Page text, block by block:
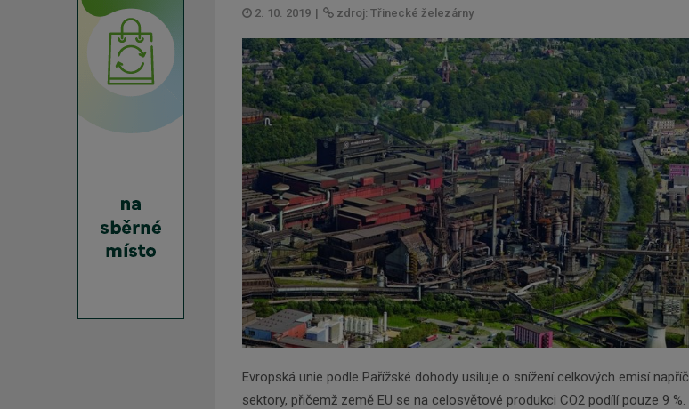
2. 10. 2019 | zdroj: Třinecké železárny
Evropská unie podle Pařížské dohody usiluje o snížení celkových emisí napříč
sektory, přičemž země EU se na celosvětové produkci CO2 podílí pouze 9 %.